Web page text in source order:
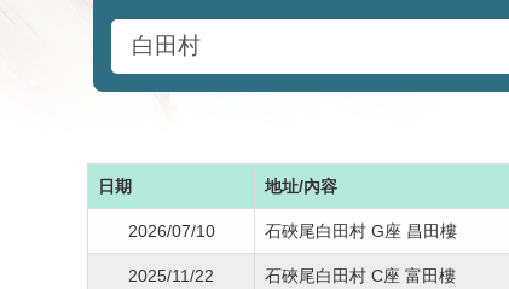
日期 地址/內容
2026/07/10 石硤尾白田村 G座 昌田樓
2025/11/22 石硤尾白田村 C座 富田樓